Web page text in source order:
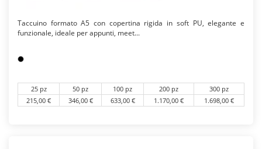
Taccuino formato A5 con copertina rigida in soft PU, elegante e
funzionale, ideale per appunti, meet...
25 pz 50 pz 100 pz 200 pz
300 pz
215,00 €
346,00 € 633,00 € 1.170,00 € 1.698,00 €